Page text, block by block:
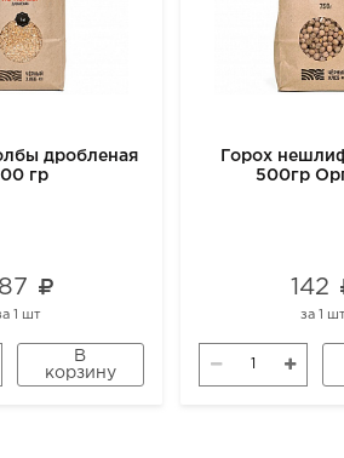
дробленая
гр
1 шт
В
корзину
Горох
500гр
142
за 1